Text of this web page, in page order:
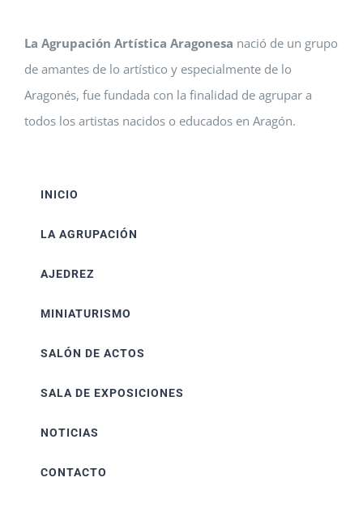
La Agrupación Artística Aragonesa nació de un grupo
de amantes de lo artístico y especialmente de lo
Aragonés, fue fundada con la finalidad de agrupar a
todos los artistas nacidos o educados en Aragón.
INICIO
LA AGRUPACIÓN
AJEDREZ
MINIATURISMO
SALÓN DE ACTOS
SALA DE EXPOSICIONES
NOTICIAS
CONTACTO